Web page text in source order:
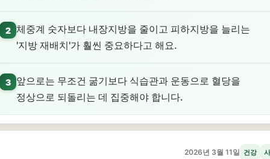
2 체중계 숫자보다 내장지방을 줄이고 피하지방을 늘리는
'지방 재배치'가 훨씬 중요하다고 해요.
3
앞으로는 무조건 굶기보다 식습관과 운동으로 혈당을
정상으로 되돌리는 데 집중해야 합니다.
2026년 3월 11일 건강